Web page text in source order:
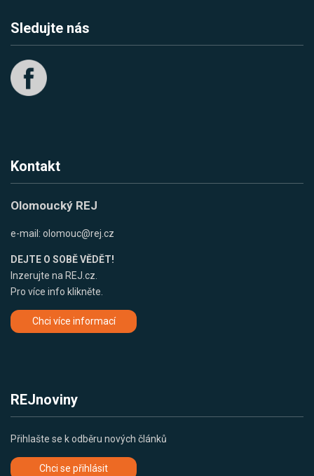
Sledujte nás
Kontakt
Olomoucký REJ
e-mail: olomouc@rej.cz
DEJTE O SOBĚ VĚDĚT!
Inzerujte na REJ.cz.
Pro více info klikněte.
Chci více informací
REJnoviny
Přihlašte se k odběru nových článků
Chci se přihlásit